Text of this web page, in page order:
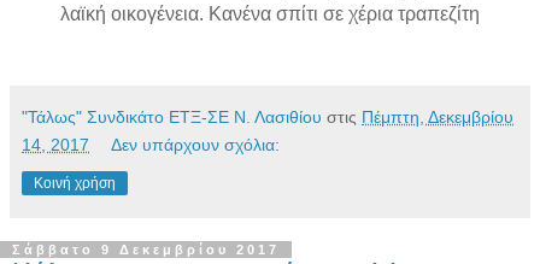
λαϊκή οικογένεια. Κανένα σπίτι σε χέρια τραπεζίτη
"Τάλως" Συνδικάτο ΕΤΞ-ΣΕ Ν. Λασιθίου στις Πέμπτη, Δεκεμβρίου
14, 2017
Δεν υπάρχουν σχόλια:
Κοινή χρήση
Σάββατο 9 Δεκεμβρίου 2017